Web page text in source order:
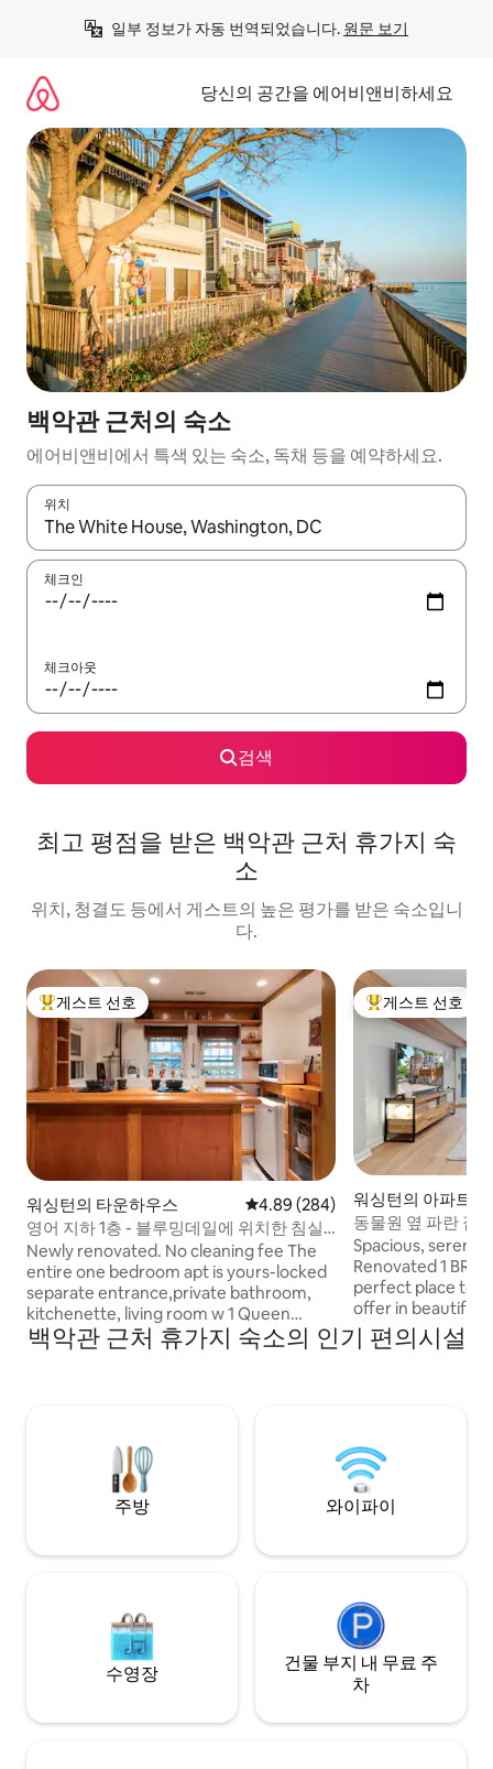
일부 정보가 자동 번역되었습니다. 원문 보기
당신의 공간을 에어비앤비하세요
백악관 근처의 숙소
에어비앤비에서 특색 있는 숙소, 독채 등을 예약하세요.
위치
결과가 나오면 위·아래 화살표 키를 사용하거나 터치 또는 스와이
체크인
체크아웃
검색
최고 평점을 받은 백악관 근처 휴가지 숙
소
위치, 청결도 등에서 게스트의 높은 평가를 받은 숙소입니
다.
상위 게스트 선호
게스트 선호
워싱턴의 타운하우스 평점 4.89점(5점 만점), 후기 284
4.89 (284)
영어 지하 1층 - 블루밍데일에 위치한 침실 1
개 아파트:
Newly renovated. No cleaning fee The
entire one bedroom apt is yours-locked
separate entrance,private bathroom,
kitchenette, living room w 1 Queen
Sofabed (or 2 twin), TV&cable, bedroom
with one Full bed. Pet & kid friendly. Extra
nightlife, 2-3 miles to US Capitol, White
House, The Mall and Smithsonians.
상위 게스트 선호
게스트 선호
워싱턴의 아파트
동물원 옆 파란 집
모 - 코호
Spacious,
Renovated 1 BR/
perfect place to
offer in beautiful
to National Zoo/
mins) walking to
bars &
safe
백악관 근처 휴가지 숙소의 인기 편의시설
주방 와이파이
수영장
건물 부지 내 무료 주
차